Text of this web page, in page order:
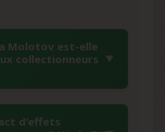
Molotov est-elle
collectionneurs
se distingue par sa
et sa stabilité
d'effets